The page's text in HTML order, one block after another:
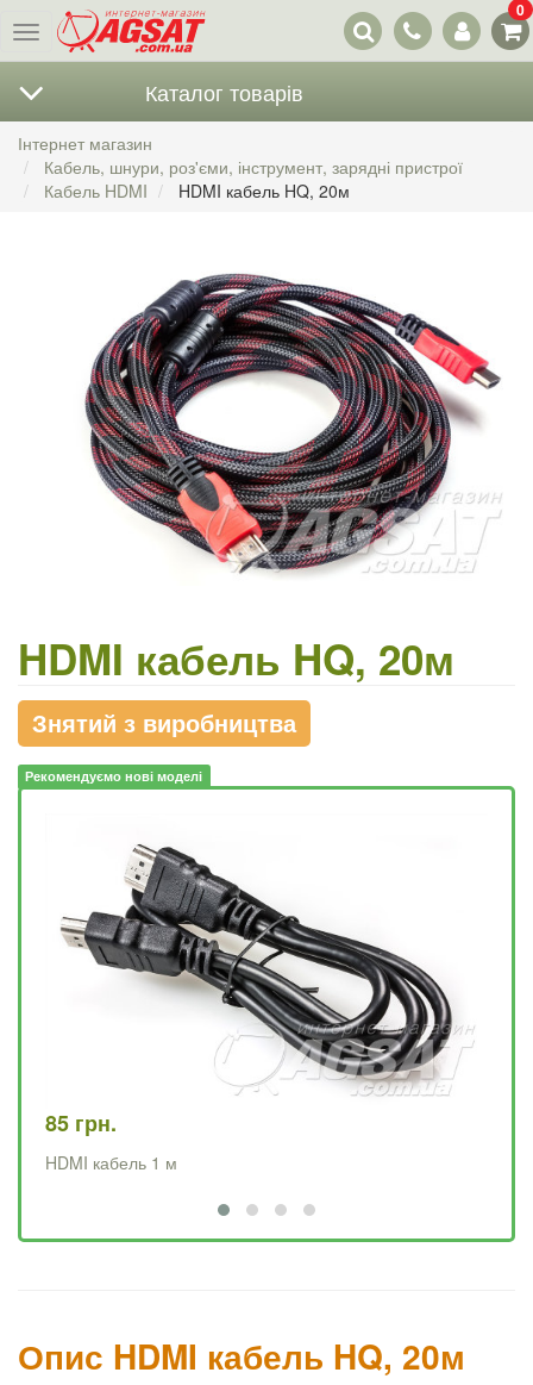
Меню
Наші
контакти
0
Каталог товарів
Інтернет магазин
Кабель, шнури, роз'єми, інструмент, зарядні пристрої
Кабель HDMI
HDMI кабель HQ, 20м
HDMI кабель HQ, 20м
Знятий з виробництва
Рекомендуємо нові моделі
85 грн.
HDMI кабель 1 м
Опис HDMI кабель HQ, 20м